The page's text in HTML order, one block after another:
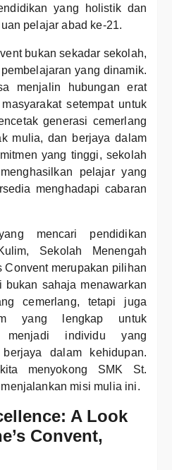
yang holistik dan
pelajar abad ke-21.
bukan sekadar sekolah,
yang dinamik.
menjalin hubungan erat
setempat untuk
generasi cemerlang
mulia, dan berjaya dalam
yang tinggi, sekolah
pelajar yang
menghadapi cabaran
mencari pendidikan
Sekolah Menengah
Convent merupakan pilihan
sahaja menawarkan
cemerlang, tetapi juga
yang lengkap untuk
menjadi individu yang
dalam kehidupan.
menyokong SMK St.
misi mulia ini.
A Look
Convent,